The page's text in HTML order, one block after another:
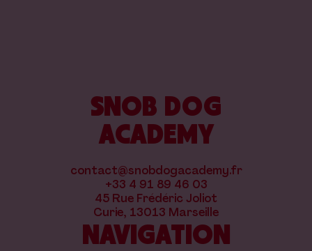
SNOB DOG
ACADEMY
contact@snobdogacademy.fr
+33 4 91 89 46 03
45 Rue Frédéric Joliot
Curie, 13013 Marseille
NAVIGATION